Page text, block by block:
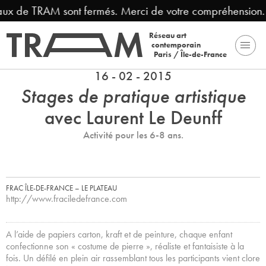
de TRAM sont fermés. Merci de votre compréhension.
Réseau art
contemporain
Paris / Île-de-France
16 - 02 - 2015
Stages de pratique artistique
avec Laurent Le Deunff
Activité pour les 6-8 ans.
FRAC ÎLE-DE-FRANCE – LE PLATEAU
http://www.fraciledefrance.com
A l’aide de papiers carton, kraft et de peinture, chaque enfant
confectionne son « costume de pierre », réaliste et fantaisiste à la
fois. Un défilé en plein air rassemblant tous les participants vient clore